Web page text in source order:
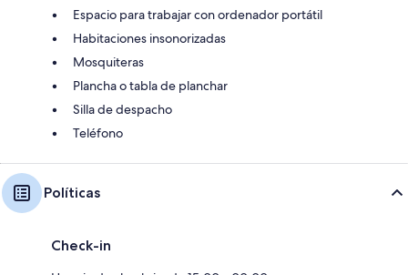
Espacio para trabajar con ordenador portátil
Habitaciones insonorizadas
Mosquiteras
Plancha o tabla de planchar
Silla de despacho
Teléfono
Políticas
Check-in